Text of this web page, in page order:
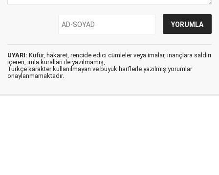
UYARI: Küfür, hakaret, rencide edici cümleler veya imalar, inançlara saldırı
içeren, imla kuralları ile yazılmamış,
Türkçe karakter kullanılmayan ve büyük harflerle yazılmış yorumlar
onaylanmamaktadır.